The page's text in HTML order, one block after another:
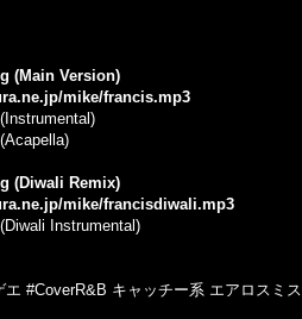
(Main Version)
mike/francis.mp3
(Diwali Remix)
mike/francisdiwali.mp3
Instrumental)
#CoverR&B キャッチー系 エアロスミス